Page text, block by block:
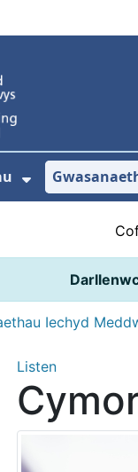
Dangos
Iechyd
Listen